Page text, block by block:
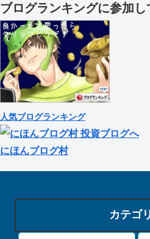
ブログランキングに参加し
人気ブログランキング
にほんブログ村
カテゴ